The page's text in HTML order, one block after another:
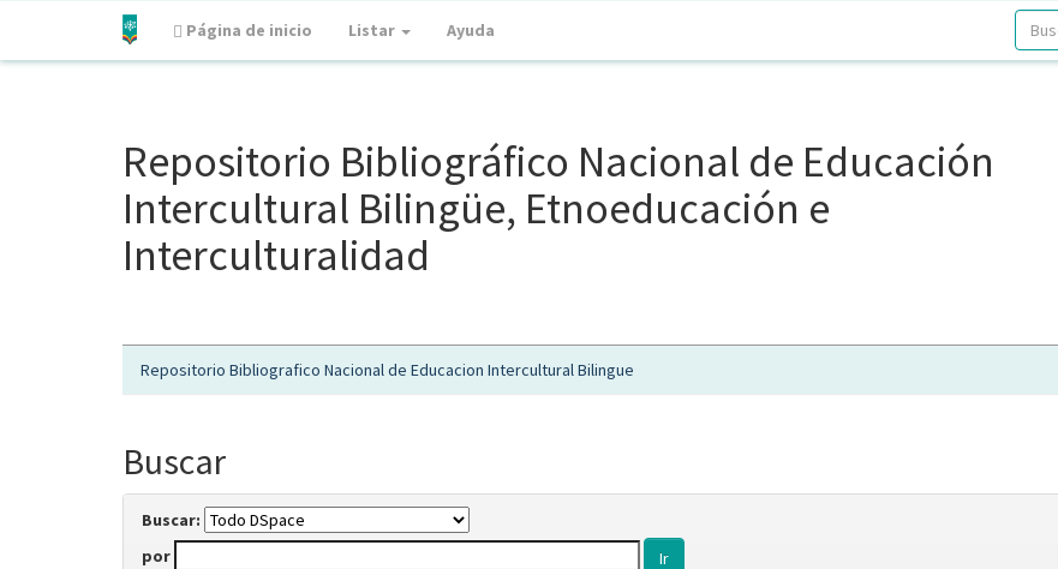
Página de inicio Listar Ayuda
Repositorio Bibliográfico Nacional de Educación
Intercultural Bilingüe, Etnoeducación e
Interculturalidad
Repositorio Bibliografico Nacional de Educacion Intercultural Bilingue
Buscar
Buscar:
por